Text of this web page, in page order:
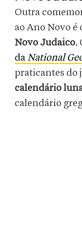
Outra
ao Ano Novo é
Novo Judaico.
daNational
praticantes do
calendário
calendário